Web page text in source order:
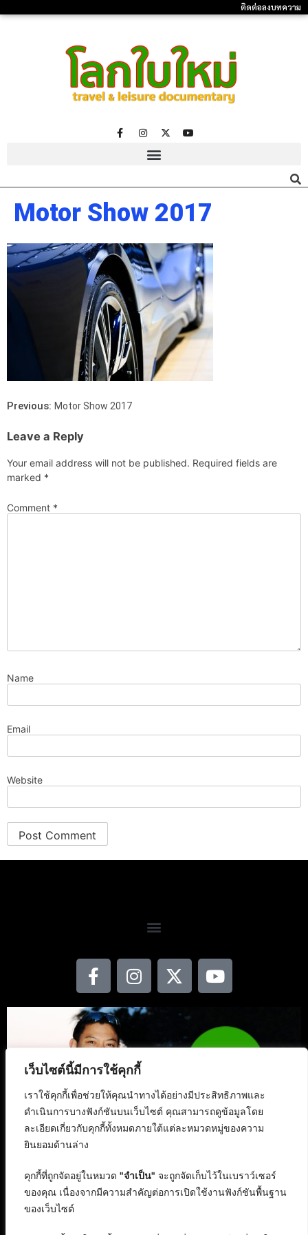
เว็บไซต์นี้มีการใช้คุกกี้
เราใช้คุกกี้เพื่อช่วยให้คุณนำทางได้อย่างมีประสิทธิภาพและ
ดำเนินการบางฟังก์ชันบนเว็บไซต์ คุณสามารถดูข้อมูลโดย
ละเอียดเกี่ยวกับคุกกี้ทั้งหมดภายใต้แต่ละหมวดหมู่ของความ
ยินยอมด้านล่าง
คุกกี้ที่ถูกจัดอยู่ในหมวด "จำเป็น" จะถูกจัดเก็บไว้ในเบราว์เซอร์
ของคุณ เนื่องจากมีความสำคัญต่อการเปิดใช้งานฟังก์ชันพื้นฐาน
ของเว็บไซต์
ติดต่อลงบทความ
Motor Show 2017
Previous: Motor Show 2017
Leave a Reply
Your email address will not be published. Required fields are
marked *
Comment *
Name
Email
Website